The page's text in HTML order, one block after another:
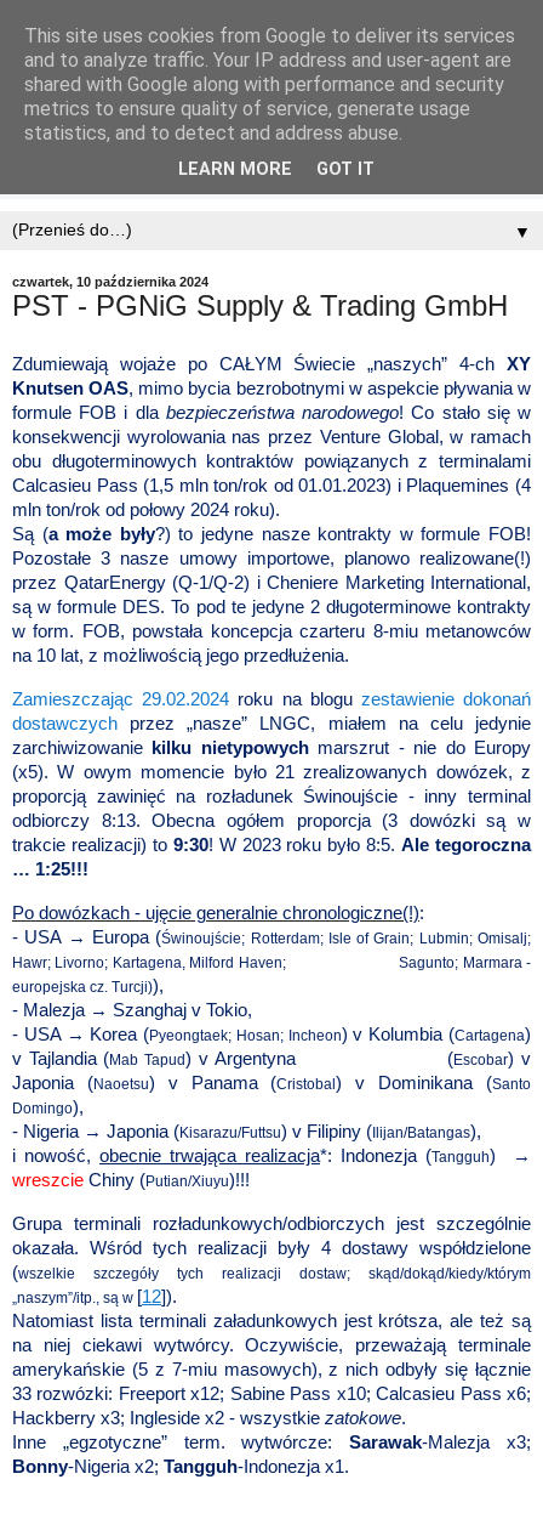
▼
czwartek, 10 października 2024
PST - PGNiG Supply & Trading GmbH
Zdumiewają wojaże po CAŁYM Świecie „naszych” 4-ch XY
Knutsen OAS, mimo bycia bezrobotnymi w aspekcie pływania w
formule FOB i dla bezpieczeństwa narodowego! Co stało się w
konsekwencji wyrolowania nas przez Venture Global, w ramach
obu długoterminowych kontraktów powiązanych z terminalami
Calcasieu Pass (1,5 mln ton/rok od 01.01.2023) i Plaquemines (4
mln ton/rok od połowy 2024 roku).
Są (a może były?) to jedyne nasze kontrakty w formule FOB!
Pozostałe 3 nasze umowy importowe, planowo realizowane(!)
przez QatarEnergy (Q-1/Q-2) i Cheniere Marketing International,
są w formule DES. To pod te jedyne 2 długoterminowe kontrakty
w form. FOB, powstała koncepcja czarteru 8-miu metanowców
na 10 lat, z możliwością jego przedłużenia.
Zamieszczając 29.02.2024 roku na blogu zestawienie dokonań
dostawczych przez „nasze” LNGC, miałem na celu jedynie
zarchiwizowanie
kilku nietypowych marszrut - nie do Europy
(x5). W owym momencie było 21 zrealizowanych dowózek, z
proporcją zawinięć na rozładunek Świnoujście - inny terminal
odbiorczy 8:13. Obecna ogółem proporcja (3 dowózki są w
trakcie realizacji) to 9:30! W 2023 roku było 8:5.Ale tegoroczna
… 1:25!!!
Po dowózkach - ujęcie generalnie chronologiczne(!):
- USA → Europa (Świnoujście; Rotterdam; Isle of Grain; Lubmin; Omisalj;
Hawr; Livorno; Kartagena, Milford Haven; Sagunto; Marmara -
europejska cz. Turcji)),
- Malezja → Szanghaj v Tokio,
- USA → Korea (Pyeongtaek; Hosan; Incheon) v Kolumbia (Cartagena)
v Tajlandia (Mab Tapud) v Argentyna (Escobar) v
Japonia (Naoetsu) v Panama (Cristobal) v Dominikana (Santo
Domingo),
- Nigeria → Japonia (Kisarazu/Futtsu) v Filipiny (Ilijan/Batangas),
i nowość, obecnie trwająca realizacja*: Indonezja (Tangguh) →
wreszcie Chiny (Putian/Xiuyu)!!!
Grupa terminali rozładunkowych/odbiorczych jest szczególnie
okazała. Wśród tych realizacji były 4 dostawy współdzielone
(wszelkie szczegóły tych realizacji dostaw; skąd/dokąd/kiedy/którym
„naszym”/itp., są w [12]).
Natomiast lista terminali załadunkowych jest krótsza, ale też są
na niej ciekawi wytwórcy. Oczywiście, przeważają terminale
amerykańskie (5 z 7-miu masowych), z nich odbyły się łącznie
33 rozwózki: Freeport x12; Sabine Pass x10; Calcasieu Pass x6;
Hackberry x3; Ingleside x2 - wszystkie zatokowe.
Inne „egzotyczne” term. wytwórcze:Sarawak-Malezja x3;
Bonny-Nigeria x2; Tangguh-Indonezja x1.
This site uses cookies from Google to deliver its services
and to analyze traffic. Your IP address and user-agent are
shared with Google along with performance and security
metrics to ensure quality of service, generate usage
statistics, and to detect and address abuse.
LEARN MORE GOT IT